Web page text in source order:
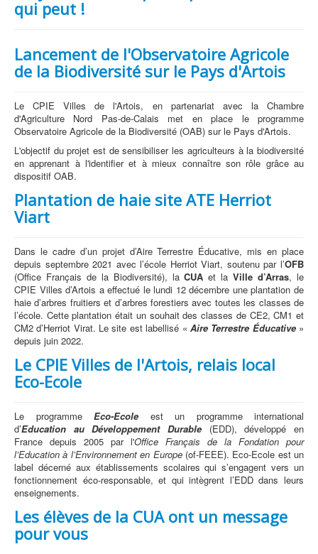
qui peut !
Lancement de l'Observatoire Agricole
de la Biodiversité sur le Pays d'Artois
Le CPIE Villes de l'Artois, en partenariat avec la Chambre
d'Agriculture Nord Pas-de-Calais met en place le programme
Observatoire Agricole de la Biodiversité (OAB) sur le Pays d'Artois.
L'objectif du projet est de sensibiliser les agriculteurs à la biodiversité
en apprenant à l'identifier et à mieux connaître son rôle grâce au
dispositif OAB.
Plantation de haie site ATE Herriot
Viart
Dans le cadre d’un projet d’Aire Terrestre Éducative, mis en place
depuis septembre 2021 avec l’école Herriot Viart, soutenu par l’OFB
(Office Français de la Biodiversité), laCUA et laVille d’Arras, le
CPIE Villes d’Artois a effectué le lundi 12 décembre une plantation de
haie d’arbres fruitiers et d’arbres forestiers avec toutes les classes de
l’école. Cette plantation était un souhait des classes de CE2, CM1 et
CM2 d’Herriot Virat. Le site est labellisé « Aire Terrestre Éducative»
depuis juin 2022.
Le CPIE Villes de l'Artois, relais local
Eco-Ecole
Le programme Eco-Ecole
est un programme international
d’Education au Développement Durable (EDD), développé en
France depuis 2005 par l'Office Français de la Fondation pour
l’Education à l’Environnement en Europe(of-FEEE). Eco-Ecole est un
label décerné aux établissements scolaires qui s’engagent vers un
fonctionnement éco-responsable, et qui intègrent l’EDD dans leurs
enseignements.
Les élèves de la CUA ont un message
pour vous